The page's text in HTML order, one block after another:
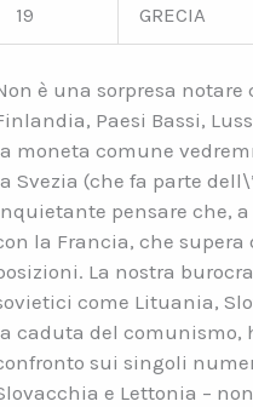
19 GRECIA
è una sorpresa
Paesi Bassi,
moneta comune
Svezia (che fa parte
pensare che,
la Francia, che
La nostra
come Lituania,
caduta del comunismo,
sui singoli
e Lettonia –